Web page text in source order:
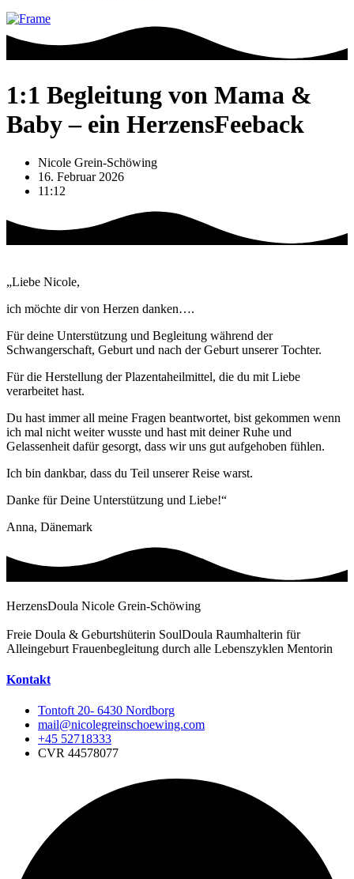
1:1 Begleitung von Mama &
Baby – ein HerzensFeeback
Nicole Grein-Schöwing
16. Februar 2026
11:12
„Liebe Nicole,
ich möchte dir von Herzen danken….
Für deine Unterstützung und Begleitung während der
Schwangerschaft, Geburt und nach der Geburt unserer Tochter.
Für die Herstellung der Plazentaheilmittel, die du mit Liebe
verarbeitet hast.
Du hast immer all meine Fragen beantwortet, bist gekommen wenn
ich mal nicht weiter wusste und hast mit deiner Ruhe und
Gelassenheit dafür gesorgt, dass wir uns gut aufgehoben fühlen.
Ich bin dankbar, dass du Teil unserer Reise warst.
Danke für Deine Unterstützung und Liebe!“
Anna, Dänemark
HerzensDoula Nicole Grein-Schöwing
Freie Doula & Geburtshüterin SoulDoula Raumhalterin für
Alleingeburt Frauenbegleitung durch alle Lebenszyklen Mentorin
Kontakt
Tontoft 20- 6430 Nordborg
mail@nicolegreinschoewing.com
+45 52718333
CVR 44578077